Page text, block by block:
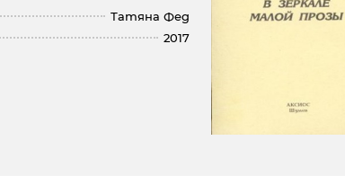
Татяна Фед
2017